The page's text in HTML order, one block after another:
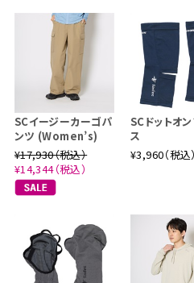
SCイージーカーゴパ
ンツ (Women’s)
¥17,930（税込）
¥14,344（税込）
SCドットオ
ス
¥3,960（税込）